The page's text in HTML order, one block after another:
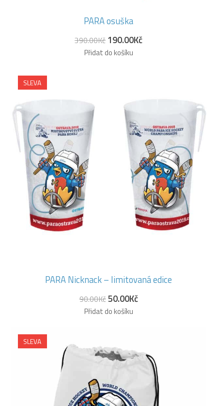
PARA osuška
390.00Kč 190.00Kč
Přidat do košíku
SLEVA
PARA Nicknack – limitovaná edice
90.00Kč50.00Kč
Přidat do košíku
SLEVA